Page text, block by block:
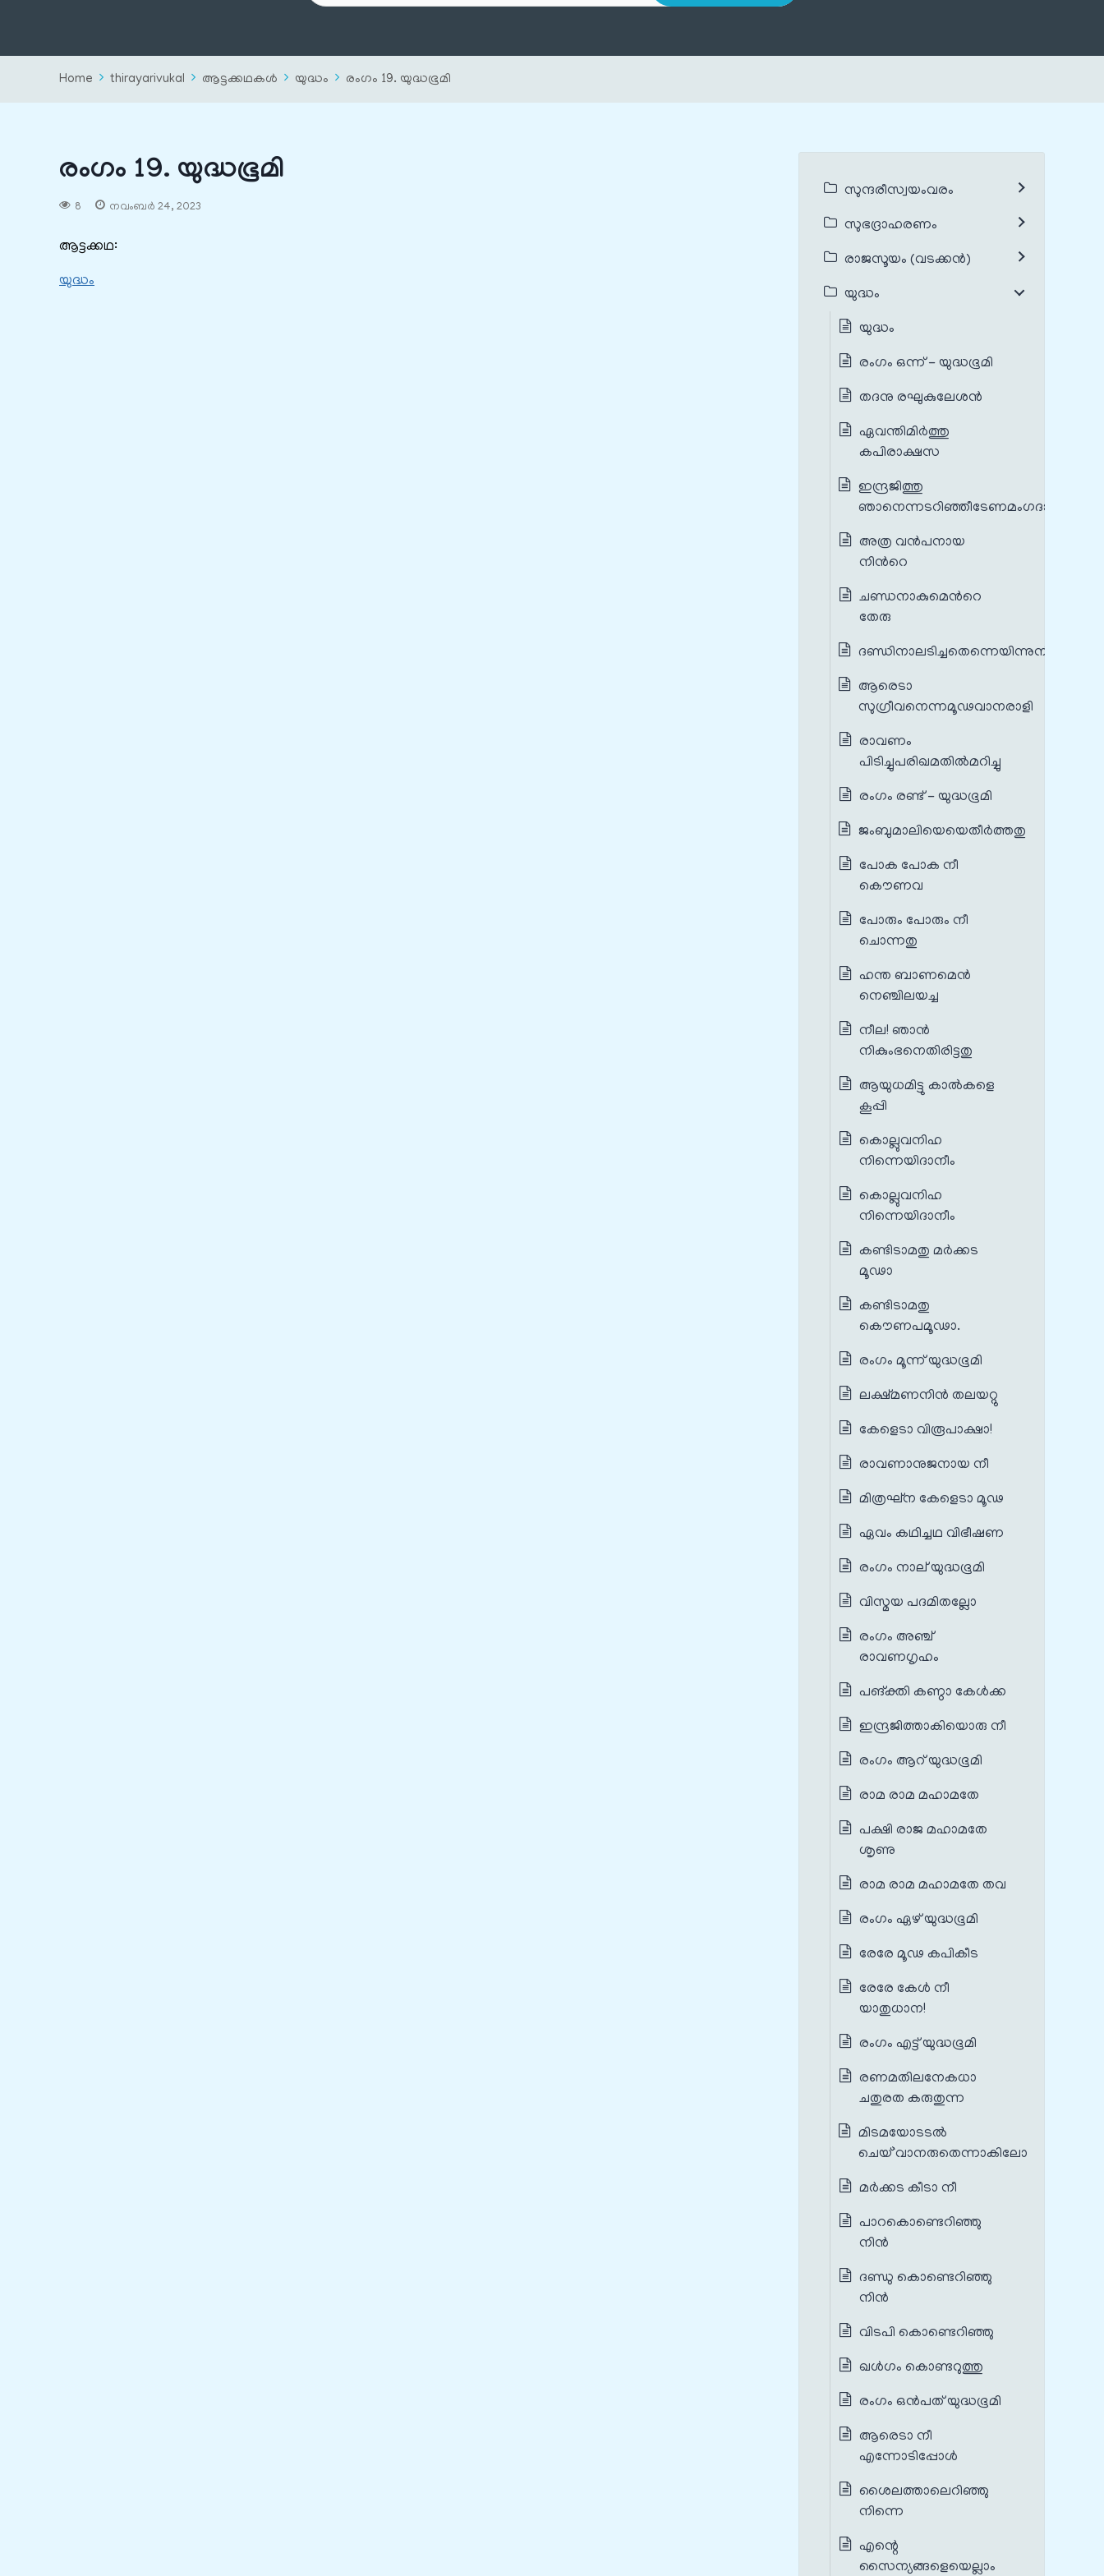
Home thirayarivukal ആട്ടക്കഥകൾ യുദ്ധം രംഗം 19. യുദ്ധഭൂമി
രംഗം 19. യുദ്ധഭൂമി
8 നവംബർ 24, 2023
ആട്ടക്കഥ:
യുദ്ധം
സുന്ദരീസ്വയംവരം
സുഭദ്രാഹരണം
രാജസൂയം (വടക്കൻ)
യുദ്ധം
യുദ്ധം
രംഗം ഒന്ന് - യുദ്ധഭൂമി
തദനു രഘുകുലേശന്‍
ഏവന്തിമിര്‍ത്തു
കപിരാക്ഷസ
ഇന്ദ്രജിത്തു
ഞാനെന്നടറിഞ്ഞീടേണമംഗദാ
അത്ര വന്‍പനായ
നിന്‍റെ
ചണ്ഡനാകുമെന്‍റെ
തേരു
ദണ്ഡിനാലടിച്ചതെന്നെയിന്നുനീ
ആരെടാ
സുഗ്രീവനെന്നമൂഢവാനരാളി
രാവണം
പിടിച്ചുപരിഖമതില്‍മറിച്ചു
രംഗം രണ്ട് - യുദ്ധഭൂമി
ജംബുമാലിയെയെതീര്‍ത്തതു
പോക പോക നീ
കൌണവ
പോരും പോരും നീ
ചൊന്നതു
ഹന്ത ബാണമെൻ
നെഞ്ചിലയച്ച
നീല! ഞാന്‍
നികുംഭനെതിരിട്ടതു
ആയുധമിട്ടു കാല്‍കളെ
കൂപ്പി
കൊല്ലുവനിഹ
നിന്നെയിദാനീം
കൊല്ലുവനിഹ
നിന്നെയിദാനീം
കണ്ടിടാമതു മര്‍ക്കട
മൂഢാ
കണ്ടിടാമതു
കൌണപമൂഢാ.
രംഗം മൂന്ന് യുദ്ധഭൂമി
ലക്ഷ്മണനിന്‍ തലയറ്റു
കേളെടാ വിരൂപാക്ഷാ!
രാവണാനുജനായ നീ
മിത്രഘ്ന കേളെടാ മൂഢ
ഏവം കഥിച്ചഥ വിഭീഷണ
രംഗം നാല് യുദ്ധഭൂമി
വിസ്മയ പദമിതല്ലോ
രംഗം അഞ്ച്
രാവണഗൃഹം
പങ്‌ക്തി കണ്ഠാ കേള്‍ക്ക
ഇന്ദ്രജിത്താകിയൊരു നീ
രംഗം ആറ് യുദ്ധഭൂമി
രാമ രാമ മഹാമതേ
പക്ഷി രാജ മഹാമതേ
ശൃണു
രാമ രാമ മഹാമതേ തവ
രംഗം ഏഴ് യുദ്ധഭൂമി
രേരേ മൂഢ കപികീട
രേരേ കേൾ നീ
യാതുധാന!
രംഗം എട്ട് യുദ്ധഭൂമി
രണമതിലനേകധാ
ചതുരത കരുതുന്ന
മിടമയോടടൽ
ചെയ്`വാനരുതെന്നാകിലോ
മര്‍ക്കട കീടാ നീ
പാറകൊണ്ടെറിഞ്ഞു
നിന്‍
ദണ്ഡു കൊണ്ടെറിഞ്ഞു
നിന്‍
വിടപി കൊണ്ടെറിഞ്ഞു
ഖള്‍ഗം കൊണ്ടറുത്തു
രംഗം ഒൻപത് യുദ്ധഭൂമി
ആരെടാ നീ
എന്നോടിപ്പോൾ
ശൈലത്താലെറിഞ്ഞു
നിന്നെ
എന്റെ
സൈന്യങ്ങളെയെല്ലാം